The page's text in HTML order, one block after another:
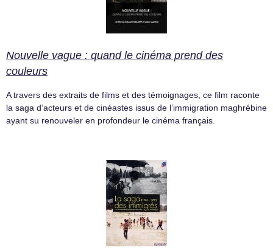
Nouvelle vague : quand le cinéma prend des
couleurs
A travers des extraits de films et des témoignages, ce film raconte
la saga d’acteurs et de cinéastes issus de l’immigration maghrébine
ayant su renouveler en profondeur le cinéma français.